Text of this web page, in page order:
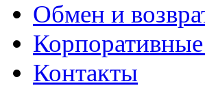
Обмен и
Контакты